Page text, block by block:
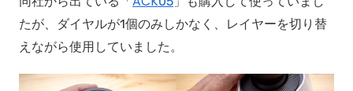
たが、ダイヤルが1個のみしかなく、レイヤーを切り替
えながら使用していました。